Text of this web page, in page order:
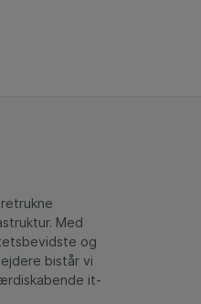
Med
og
bistår vi
it-